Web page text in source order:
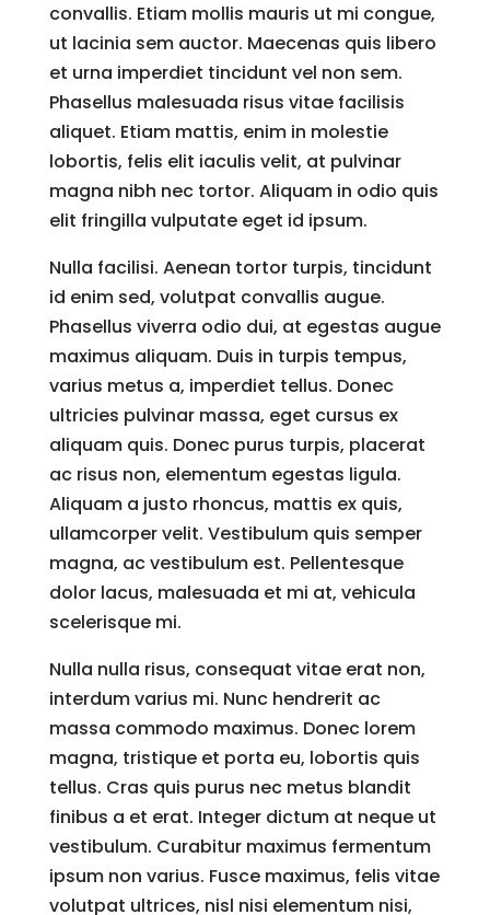
convallis. Etiam mollis mauris ut mi congue,
ut lacinia sem auctor. Maecenas quis libero
et urna imperdiet tincidunt vel non sem.
Phasellus malesuada risus vitae facilisis
aliquet. Etiam mattis, enim in molestie
lobortis, felis elit iaculis velit, at pulvinar
magna nibh nec tortor. Aliquam in odio quis
elit fringilla vulputate eget id ipsum.
Nulla facilisi. Aenean tortor turpis, tincidunt
id enim sed, volutpat convallis augue.
Phasellus viverra odio dui, at egestas augue
maximus aliquam. Duis in turpis tempus,
varius metus a, imperdiet tellus. Donec
ultricies pulvinar massa, eget cursus ex
aliquam quis. Donec purus turpis, placerat
ac risus non, elementum egestas ligula.
Aliquam a justo rhoncus, mattis ex quis,
ullamcorper velit. Vestibulum quis semper
magna, ac vestibulum est. Pellentesque
dolor lacus, malesuada et mi at, vehicula
scelerisque mi.
Nulla nulla risus, consequat vitae erat non,
interdum varius mi. Nunc hendrerit ac
massa commodo maximus. Donec lorem
magna, tristique et porta eu, lobortis quis
tellus. Cras quis purus nec metus blandit
finibus a et erat. Integer dictum at neque ut
vestibulum. Curabitur maximus fermentum
ipsum non varius. Fusce maximus, felis vitae
volutpat ultrices, nisl nisi elementum nisi,